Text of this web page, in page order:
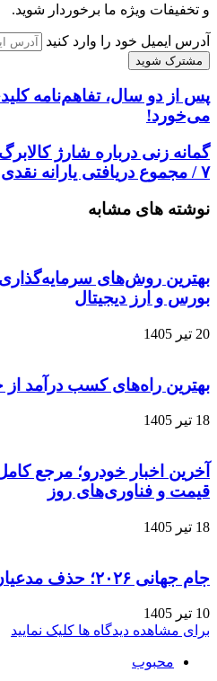
و تخفیفات ویژه ما برخوردار شوید.
آدرس ایمیل خود را وارد کنید
پس از دو سال، تفاهم‌نامه
می‌خورد!
۷ / مجموع دریافتی یارانه نقدی و معیشتی چقدر است؟
نوشته های مشابه
بورس و ارز دیجیتال
20 تیر 1405
بهترین راه‌های کسب درآمد از
18 تیر 1405
آخرین اخبار خودرو؛ مرجع
قیمت و فناوری‌های روز
18 تیر 1405
جام جهانی ۲۰۲۶؛ حذف مدعیان و ظهور شگفتی‌ها
10 تیر 1405
برای مشاهده دیدگاه ها کلیک نمایید
محبوب